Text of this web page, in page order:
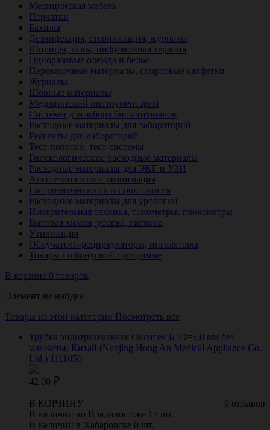
Медицинская мебель
Перчатки
Бахилы
Дезинфекция, стерилизация, журналы
Шприцы, иглы, инфузионная терапия
Одноразовые одежда и белье
Перевязочные материалы, спиртовые салфетки
Журналы
Шовные материалы
Медицинский инструментарий
Системы для забора биоматериалов
Расходные материалы для лабораторий
Реагенты для лабораторий
Тест-полоски, тест-системы
Гинекологические расходные материалы
Расходные материалы для ЭКГ и УЗИ
Анестезиология и реанимация
Гастроэнтерология и проктология
Расходные материалы для урологии
Измерительная техника, тонометры, глюкометры
Бытовая химия, уборка, гигиена
Утилизация
Облучатели-рециркуляторы, ингаляторы
Товары по бонусной программе
В корзине 0 товаров
Элемент не найден
Товары из этой категории Посмотреть все
Трубка эндотрахеальная Окситек Б ID=5.0 мм без
манжеты, Китай (Nanjing Hong An Medical Appliance Co.,
Ltd.) 1111050
42.00
0 отзывов
В КОРЗИНУ
В наличии во Владивостоке 15 шт.
В наличии в Хабаровске 0 шт.